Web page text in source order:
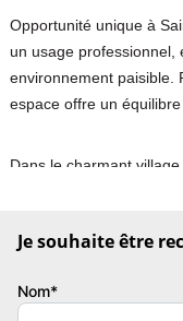
Opportunité unique à
un usage professionnel,
environnement paisible.
espace offre un
Dans le charmant
proposons un hangar
cherchent un espace
été entièrement refaite
Je souhaite être
Nom*